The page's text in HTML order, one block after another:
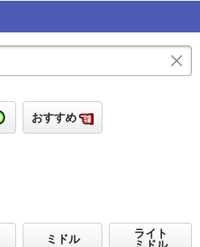
おすすめ
ミドル
ライト